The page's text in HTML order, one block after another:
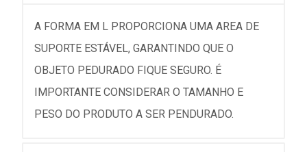
A FORMA EM L PROPORCIONA UMA AREA DE
SUPORTE ESTÁVEL, GARANTINDO QUE O
OBJETO PEDURADO FIQUE SEGURO. É
IMPORTANTE CONSIDERAR O TAMANHO E
PESO DO PRODUTO A SER PENDURADO.